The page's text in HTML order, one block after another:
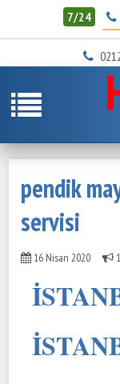
7/24
pendik
servisi
16 Nisan 2020